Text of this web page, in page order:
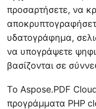
προσαρτήσετε, να
υδατογράφημα,
να υπογράψετε
βασίζονται σε
Το Aspose.PDF
προγράμματα PHP